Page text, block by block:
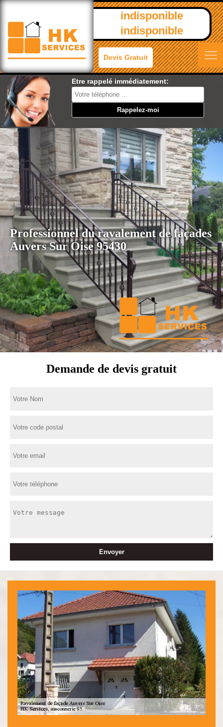
indisponible
indisponible
Devis Gratuit
Etre rappelé immédiatement:
Professionnel du ravalement de façades
Auvers Sur Oise 95430
Demande de devis gratuit